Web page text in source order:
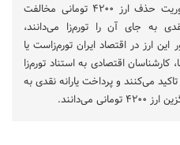
درحالیکه نمایندگان مجلس با دو فوریت حذف ارز ۴۲۰۰ تومانی مخالفت
به جای آن را تورم‌زا می‌دانند،
ارز در اقتصاد ایران تورم‌زاست یا
اقتصادی به استناد تورم‌زا
می‌کنند و پرداخت یارانه نقدی به
می‌دانند.